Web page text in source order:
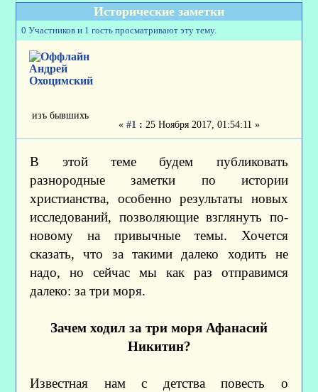
Исторические заметки
0 Участников и 1 гость просматривают эту тему.
Андрей
Охоцимский
изъ бывшихъ
«#1 : 25 Ноября 2017, 01:54:11 »
В этой теме будем публиковать
разнородные заметки по истории
христианства, особенно результаты новых
исследований, позволяющие взглянуть по-
новому на привычные темы. Хочется
сказать, что за такими далеко ходить не
надо, но сейчас мы как раз отправимся
далеко: за три моря.
Зачем ходил за три моря Афанасий
Никитин?
Известная нам с детства повесть о